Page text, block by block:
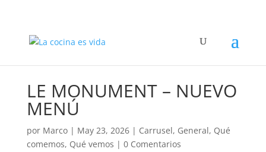
LE MONUMENT – NUEVO
MENÚ
por Marco| May 23, 2026| Carrusel, General, Qué
comemos, Qué vemos | 0 Comentarios